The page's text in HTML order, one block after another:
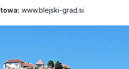
www.blejski-grad.si